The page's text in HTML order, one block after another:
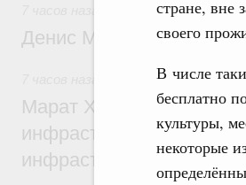
стране, вне
своего
В числе
бесплатно
культуры,
некоторые
Общие вопросы
Денис Мантуров
Бюджеты
Марат Хуснуллин: 15
инфраструктуры
инфраструктурным